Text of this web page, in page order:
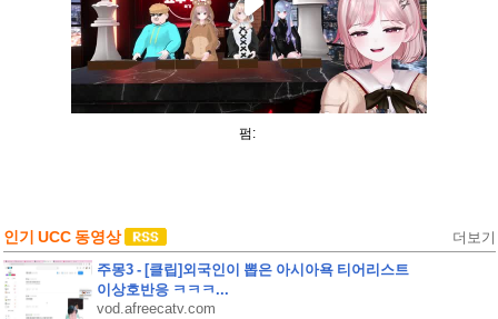
펌:
인기 UCC 동영상 더보기
주몽3 - [클립]외국인이 뽑은 아시아욕 티어리스트
이상호반응 ㅋㅋㅋ...
vod.afreecatv.com